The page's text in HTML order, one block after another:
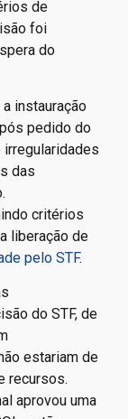
de
foi
do
instauração
pedido do
irregularidades
das
critérios
liberação de
pelo STF.
do STF, de
estariam de
recursos.
aprovou uma